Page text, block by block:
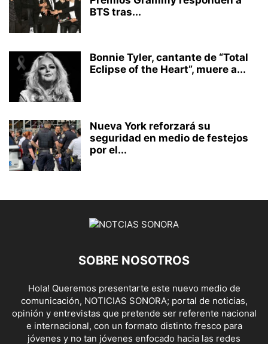
BTS tras...
Bonnie Tyler, cantante de “Total
Eclipse of the Heart”, muere a...
Nueva York reforzará su
seguridad en medio de festejos
por el...
SOBRE NOSOTROS
Hola! Queremos presentarte este nuevo medio de
comunicación, NOTICIAS SONORA; portal de noticias,
opinión y entrevistas que pretende ser referente nacional
e internacional, con un formato distinto fresco para
jóvenes y no tan jóvenes enfocado hacia las redes